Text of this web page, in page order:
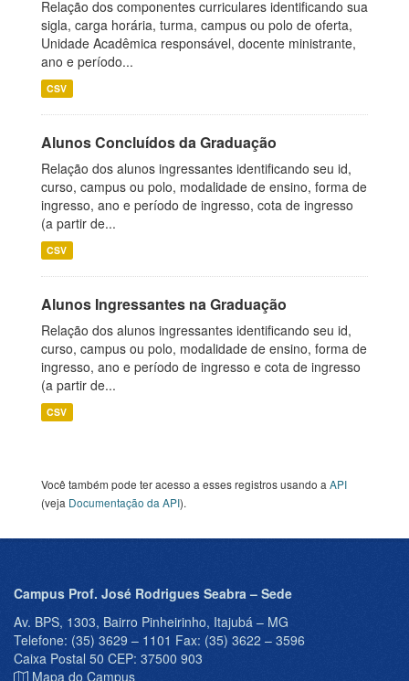
Relação dos componentes curriculares identificando sua
sigla, carga horária, turma, campus ou polo de oferta,
Unidade Acadêmica responsável, docente ministrante,
ano e período...
CSV
Alunos Concluídos da Graduação
Relação dos alunos ingressantes identificando seu id,
curso, campus ou polo, modalidade de ensino, forma de
ingresso, ano e período de ingresso, cota de ingresso
(a partir de...
CSV
Alunos Ingressantes na Graduação
Relação dos alunos ingressantes identificando seu id,
curso, campus ou polo, modalidade de ensino, forma de
ingresso, ano e período de ingresso e cota de ingresso
(a partir de...
CSV
Você também pode ter acesso a esses registros usando a API
(veja Documentação da API).
Campus Prof. José Rodrigues Seabra – Sede
Av. BPS, 1303, Bairro Pinheirinho, Itajubá – MG
Telefone: (35) 3629 – 1101 Fax: (35) 3622 – 3596
Caixa Postal 50 CEP: 37500 903
Mapa do Campus